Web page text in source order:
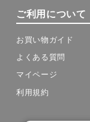
ご利用について
お買い物ガイド
よくある質問
マイページ
利用規約